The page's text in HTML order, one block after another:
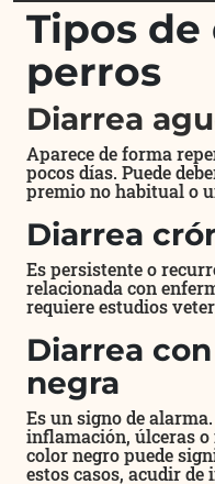
Tipos de
perros
Diarrea
Aparece de forma
pocos días. Puede
premio no habitual o
Diarrea
Es persistente o
relacionada con
requiere estudios
Diarrea
negra
Es un signo de
inflamación, úlceras
color negro puede
estos casos, acudir